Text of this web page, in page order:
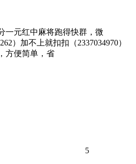
一元红中麻将跑得快群，微
）加不上就扣扣（2337034970）
方便简单，省
5